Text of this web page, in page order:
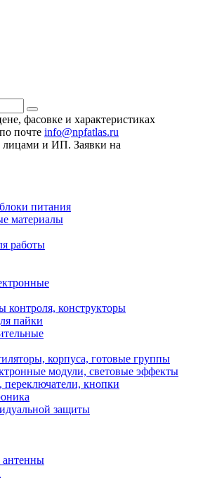
фасовке и характеристиках
почте info@npfatlas.ru
лицами и ИП. Заявки на
питания
материалы
работы
контроля, конструкторы
пайки
корпуса, готовые группы
модули, световые эффекты
кнопки
защиты